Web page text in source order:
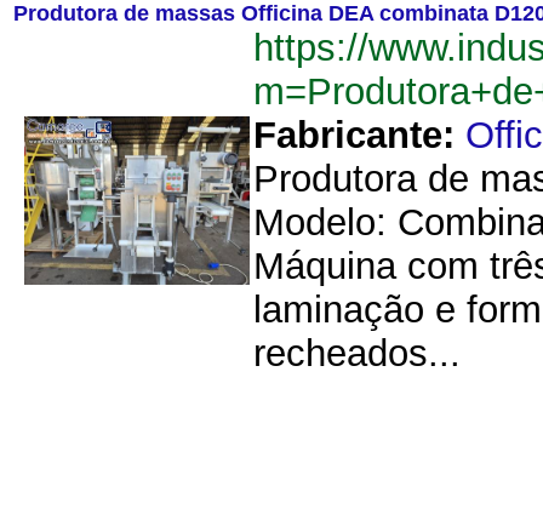
Produtora de massas Officina DEA combinata
https://
Fabricante:
Produtora de
Modelo:
Máquina com
laminação e
recheados...